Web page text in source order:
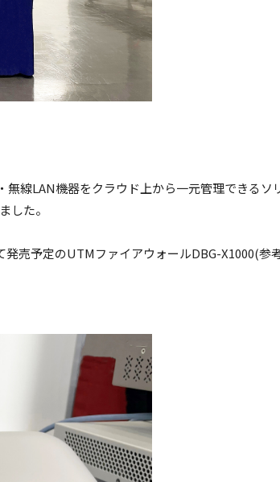
線LAN機器をクラウド上から一元管理できるソ
した。
発売予定のUTMファイアウォールDBG-X1000(参